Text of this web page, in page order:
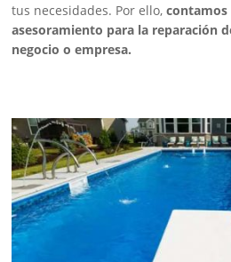
tus necesidades. Por ello,contamos
asesoramiento para la reparación
negocio o empresa.